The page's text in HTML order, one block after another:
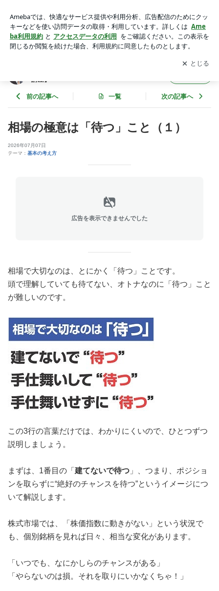
稼ぐ投資家【養成講座】
アプリをダウンロードして ブログの更新通知
を受け取りまし
ょう。
開く
講座】
前の記事へ 一覧 次の記事へ
相場の極意は「待つ」こと（１）
2026年07月07日
テーマ： 基本の考え方
広告を表示できませんでした
相場で大切なのは、とにかく「待つ」ことです。
頭で理解していても待てない、オトナなのに「待つ」こと
が難しいのです。
この3行の言葉だけでは、わかりにくいので、ひとつずつ
説明しましょう。
まずは、1番目の「 建てないで待つ 」、つまり、ポジショ
ンを取らずに“絶好のチャンスを待つ”というイメージにつ
いて解説します。
株式市場では、「株価指数に動きがない」という状況で
も、個別銘柄を見れば日々、相当な変化があります。
「いつでも、なにかしらのチャンスがある」
「やらないのは損。それを取りにいかなくちゃ！」